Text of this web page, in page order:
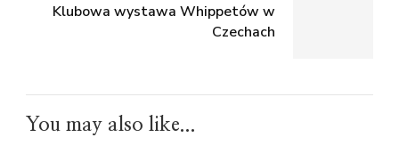
Klubowa wystawa Whippetów w
Czechach
You may also like...